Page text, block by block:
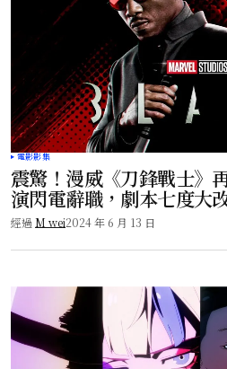
電影影集
震驚！漫威《刀鋒戰士》
演閃電辭職，劇本七度大
經過 M wei2024 年 6 月 13 日